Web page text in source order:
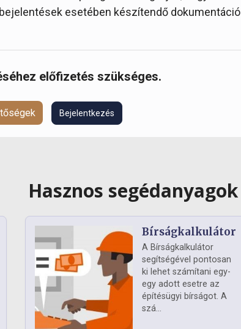
esetében készítendő dokumentáció
előfizetés szükséges.
Bejelentkezés
Hasznos segédanyagok
Bírságkalkulátor
A Bírságkalkulátor
segítségével pontosan
ki lehet számítani egy-
egy adott esetre az
építésügyi bírságot. A
szá...